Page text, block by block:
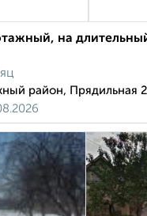
на
район, Прядильная